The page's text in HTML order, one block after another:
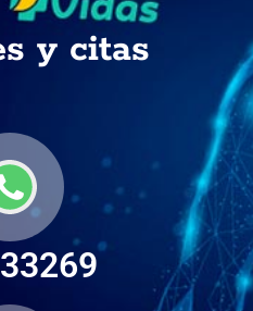
y citas